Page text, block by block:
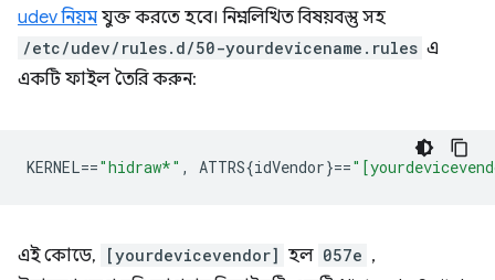
udev নিয়ম যুক্ত করতে হবে। নিম্নলিখিত বিষয়বস্তু সহ
/etc/udev/rules.d/50-yourdevicename.rules এ
একটি ফাইল তৈরি করুন:
KERNEL=="hidraw*" , ATTRS{idVendor}==
এই কোডে, [yourdevicevendor] হল 057e ,